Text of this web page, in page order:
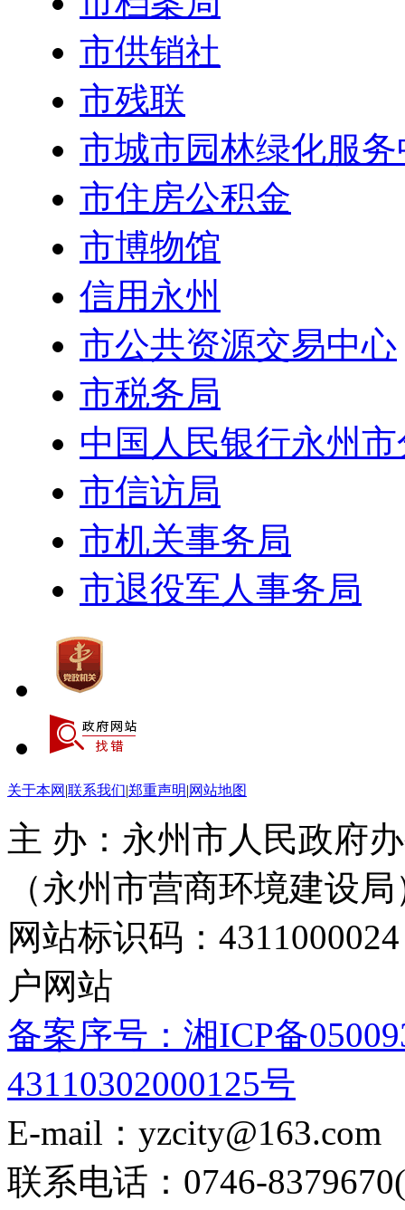
市供销社
市残联
市城市园林绿化服
市住房公积金
市博物馆
信用永州
市公共资源交易中心
市税务局
中国人民银行永州
市信访局
市机关事务局
市退役军人事务局
关于本网 |联系我们|郑重声明|网站地图
主 办：永州市人民政府
（永州市营商环境建设局
网站标识码：
户网站
备案序号：湘ICP备
43110302000125号
E-mail：yzcity@163.com
联系电话：0746-